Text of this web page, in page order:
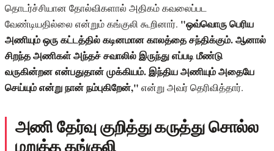
தொடர்ச்சியான தோல்விகளால் அதிகம் கவலைப்பட
வேண்டியதில்லை என்றும் கங்குலி கூறினார். "ஒவ்வொரு பெரிய
அணியும் ஒரு கட்டத்தில் கடினமான காலத்தை சந்திக்கும். ஆனால்
சிறந்த அணிகள் அந்தச் சவாலில் இருந்து எப்படி மீண்டு
வருகின்றன என்பதுதான் முக்கியம். இந்திய அணியும் அதையே
செய்யும் என்று நான் நம்புகிறேன்," என்று அவர் தெரிவித்தார்.
அணி தேர்வு குறித்து கருத்து சொல்ல
மறுத்த கங்குலி